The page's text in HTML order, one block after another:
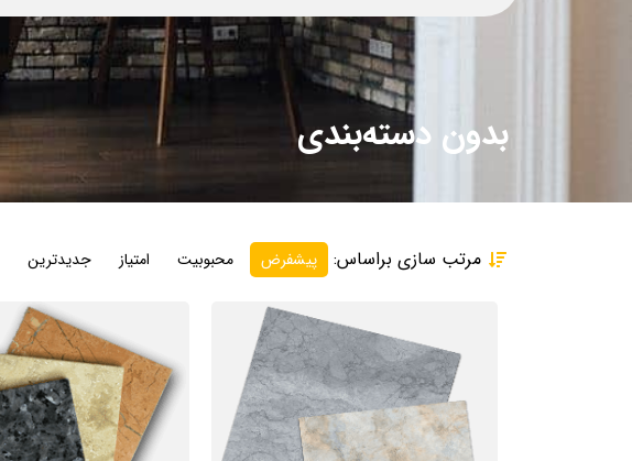
بدون دسته‌بندی
مرتب سازی براساس: پیشفرض محبوبیت امتیاز جدیدترین